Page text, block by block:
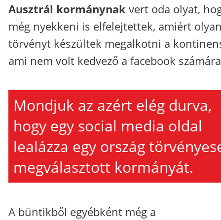
Ausztrál kormánynak vert oda olyat,
még nyekkeni is elfelejtettek, amiért
törvényt készültek megalkotni a
ami nem volt kedvező a facebook
Mondjuk az azért elég durva,
hogy egy social media oldal
lealázza egy ország
megválasztott kormányát.
A büntikből egyébként még a